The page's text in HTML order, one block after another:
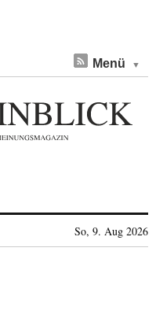
Menü
So, 9. Aug 2026